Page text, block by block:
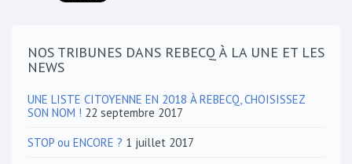
NOS TRIBUNES DANS REBECQ À LA UNE ET LES
NEWS
UNE LISTE CITOYENNE EN 2018 À REBECQ, CHOISISSEZ
SON NOM ! 22 septembre 2017
STOP ou ENCORE ? 1 juillet 2017